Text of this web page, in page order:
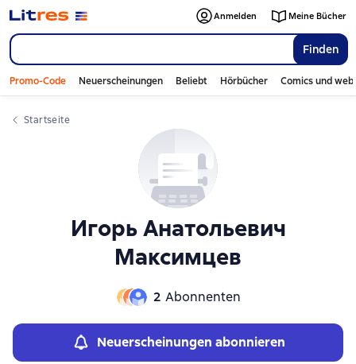
Finden
Anmelden Meine Bücher
Promo-Code Neuerscheinungen Beliebt Hörbücher Comics und
Startseite
Игорь Анатольевич
Максимцев
2 Abonnenten
Neuerscheinungen abonnieren
Слайдер с книгами